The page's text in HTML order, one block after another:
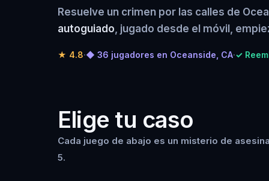
Resuelve un crimen por las calles de
autoguiado, jugado desde el móvil,
★ 4.8·◆ 36 jugadores en Oceanside, CA·✓
Elige tu caso
Cada juego de abajo es un misterio de
5.